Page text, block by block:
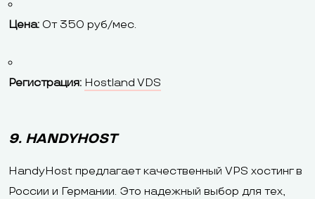
Цена: От 350 руб/мес.
Регистрация: Hostland VDS
9. HANDYHOST
HandyHost предлагает качественный VPS хостинг в
России и Германии. Это надежный выбор для тех,